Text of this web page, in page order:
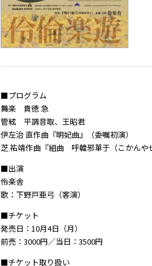
■プログラム
舞楽 貴徳 急
管絃 平調音取、王昭君
伊左治 直作曲『明妃曲』（委嘱初演）
芝 祐靖作曲『組曲 呼韓邪單于（こかん
■出演
伶楽舎
歌：下野戸亜弓（客演）
■チケット
発売日：10月4日（月）
前売：3000円／当日：3500円
■チケット取り扱い